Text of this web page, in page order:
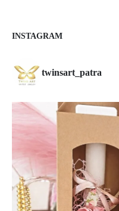
INSTAGRAM
twinsart_patra